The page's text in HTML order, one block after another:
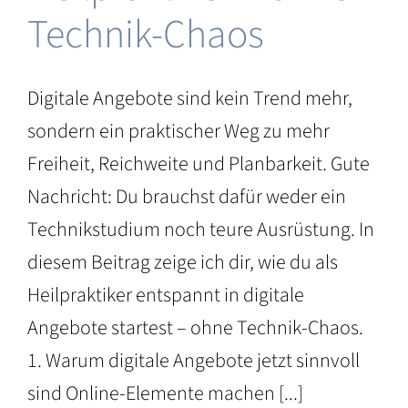
Technik-Chaos
Digitale Angebote sind kein Trend mehr,
sondern ein praktischer Weg zu mehr
Freiheit, Reichweite und Planbarkeit. Gute
Nachricht: Du brauchst dafür weder ein
Technikstudium noch teure Ausrüstung. In
diesem Beitrag zeige ich dir, wie du als
Heilpraktiker entspannt in digitale
Angebote startest – ohne Technik-Chaos.
1. Warum digitale Angebote jetzt sinnvoll
sind Online-Elemente machen [...]